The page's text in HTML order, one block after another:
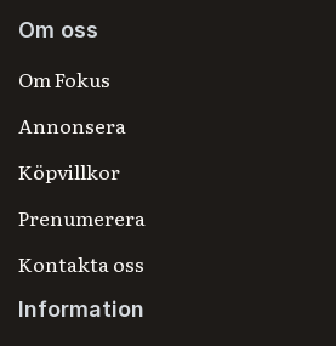
Om oss
Om Fokus
Annonsera
Köpvillkor
Prenumerera
Kontakta oss
Information